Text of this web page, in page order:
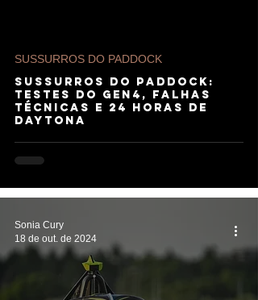
SUSSURROS DO PADDOCK:
Testes do Gen4, falhas
técnicas e 24 Horas de
Daytona
SUSSURROS DO PADDOCK
Sonia Cury
18 de out. de 2024